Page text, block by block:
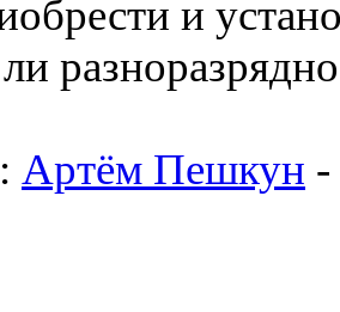
и
Артём Пешкун -